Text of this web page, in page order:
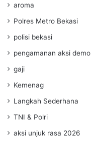
aroma
Polres Metro Bekasi
polisi bekasi
pengamanan aksi demo
gaji
Kemenag
Langkah Sederhana
TNI & Polri
aksi unjuk rasa 2026